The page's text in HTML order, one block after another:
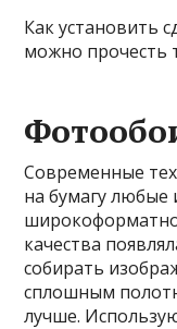
Как установить
можно прочесть
Современные
на бумагу любые
качества
собирать
сплошным
лучше.